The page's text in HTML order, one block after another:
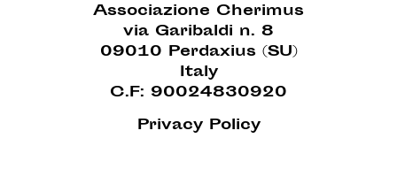
Associazione Cherimus
via Garibaldi n. 8
09010 Perdaxius (SU)
Italy
C.F: 90024830920
Privacy Policy